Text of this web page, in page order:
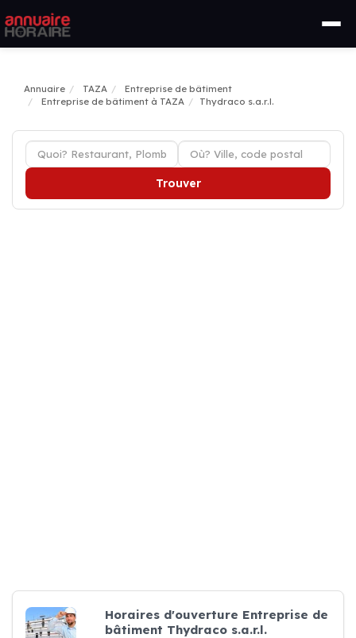
Annuaire TAZA
Entreprise de bâtiment
Entreprise de bâtiment à TAZA
Thydraco s.a.r.l.
Trouver
Horaires d'ouverture Entreprise de
bâtiment Thydraco s.a.r.l.